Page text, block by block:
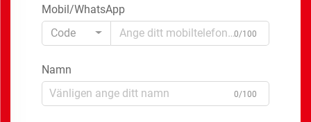
Mobil/WhatsApp
Code
0/100
Namn
0/100